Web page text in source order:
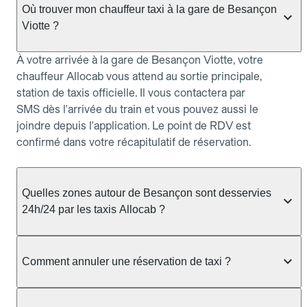
Où trouver mon chauffeur taxi à la gare de Besançon
Viotte ?
À votre arrivée à la gare de Besançon Viotte, votre
chauffeur Allocab vous attend au sortie principale,
station de taxis officielle. Il vous contactera par
SMS dès l'arrivée du train et vous pouvez aussi le
joindre depuis l'application. Le point de RDV est
confirmé dans votre récapitulatif de réservation.
Quelles zones autour de Besançon sont desservies
24h/24 par les taxis Allocab ?
Besançon et dans les communes voisines :
Beaupré, Busy, Pin. Pour les courses entre 22h et
Comment annuler une réservation de taxi ?